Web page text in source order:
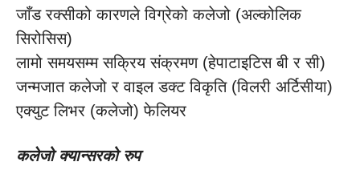
जाँड रक्सीको कारणले विग्रेको कलेजो (अल्कोलिक
सिरोसिस)
लामो समयसम्म सक्रिय संक्रमण (हेपाटाइटिस बी र सी)
जन्मजात कलेजो र वाइल डक्ट विकृति (विलरी अर्टिसीया)
एक्युट लिभर (कलेजो) फेलियर
कलेजो क्यान्सरको रुप